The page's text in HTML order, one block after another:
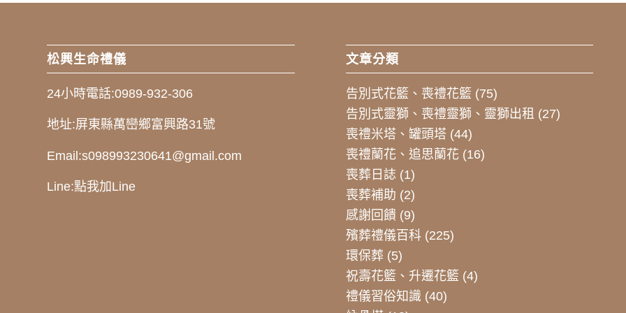
松興生命禮儀
24小時電話:0989-932-306
地址:屏東縣萬巒鄉富興路31號
Email:s098993230641@gmail.com
Line:點我加Line
文章分類
告別式花籃、喪禮花籃 (75)
告別式靈獅、喪禮靈獅、靈獅出租 (27)
喪禮米塔、罐頭塔 (44)
喪禮蘭花、追思蘭花 (16)
喪葬日誌 (1)
喪葬補助 (2)
感謝回饋(9)
殯葬禮儀百科(225)
環保葬(5)
祝壽花籃、升遷花籃 (4)
禮儀習俗知識 (40)